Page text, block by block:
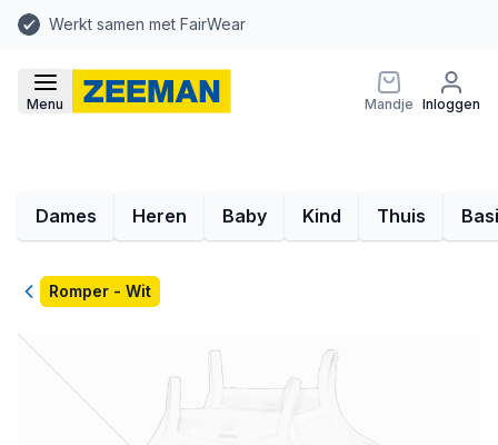
Werkt samen met FairWear
Menu Mandje Inloggen
Dames Heren Baby Kind Thuis
TerugRomper - Wit